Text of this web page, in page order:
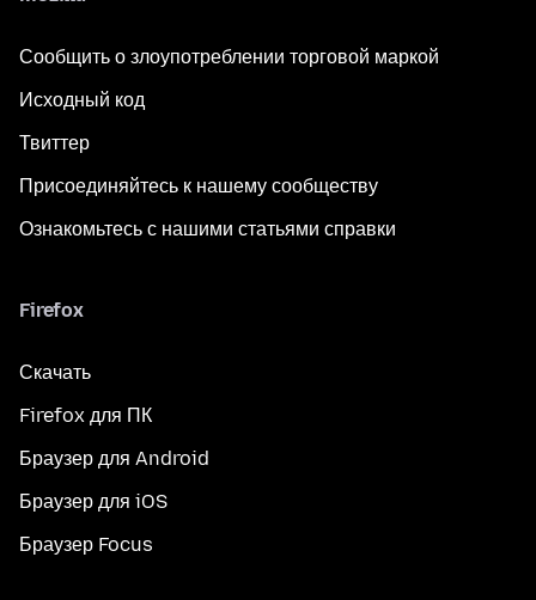
Сообщить о злоупотреблении торговой маркой
Исходный код
Твиттер
Присоединяйтесь к нашему сообществу
Ознакомьтесь с нашими статьями справки
Firefox
Скачать
Firefox для ПК
Браузер для Android
Браузер для iOS
Браузер Focus